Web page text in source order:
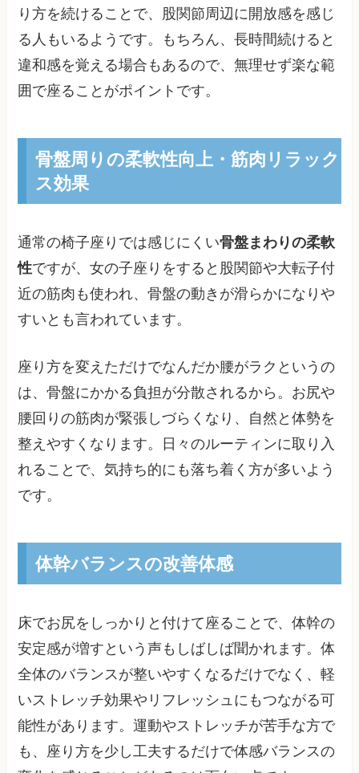
り方を続けることで、股関節周辺に開放感を感じ
る人もいるようです。もちろん、長時間続けると
違和感を覚える場合もあるので、無理せず楽な範
囲で座ることがポイントです。
骨盤周りの柔軟性向上・筋肉リラック
ス効果
通常の椅子座りでは感じにくい骨盤まわりの柔軟
性ですが、女の子座りをすると股関節や大転子付
近の筋肉も使われ、骨盤の動きが滑らかになりや
すいとも言われています。
座り方を変えただけでなんだか腰がラクというの
は、骨盤にかかる負担が分散されるから。お尻や
腰回りの筋肉が緊張しづらくなり、自然と体勢を
整えやすくなります。日々のルーティンに取り入
れることで、気持ち的にも落ち着く方が多いよう
です。
体幹バランスの改善体感
床でお尻をしっかりと付けて座ることで、体幹の
安定感が増すという声もしばしば聞かれます。体
全体のバランスが整いやすくなるだけでなく、軽
いストレッチ効果やリフレッシュにもつながる可
能性があります。運動やストレッチが苦手な方で
も、座り方を少し工夫するだけで体感バランスの